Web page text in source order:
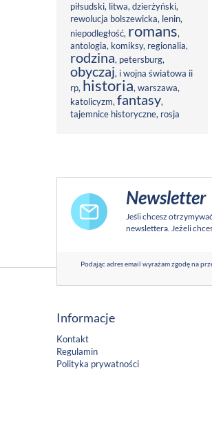
piłsudski, litwa,dzierżyński,
rewolucja bolszewicka, lenin,
niepodległość, romans,
antologia, komiksy, regionalia,
rodzina, petersburg,
obyczaj, i wojna światowa ii
rp, historia,warszawa,
katolicyzm,fantasy,
tajemnice historyczne, rosja
Newsletter
Jeśli chcesz
newslettera. Jeżeli
Podając adres email wyrażam zgodę na
Informacje
Kontakt
Regulamin
Polityka prywatności